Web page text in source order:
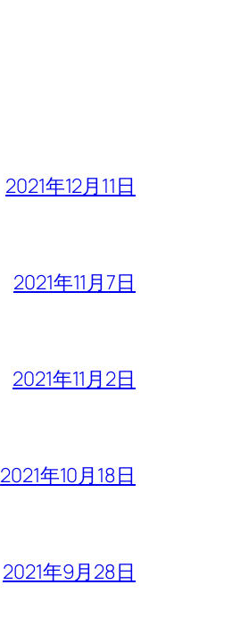
2021年12月11日
2021年11月7日
2021年11月2日
2021年10月18日
2021年9月28日